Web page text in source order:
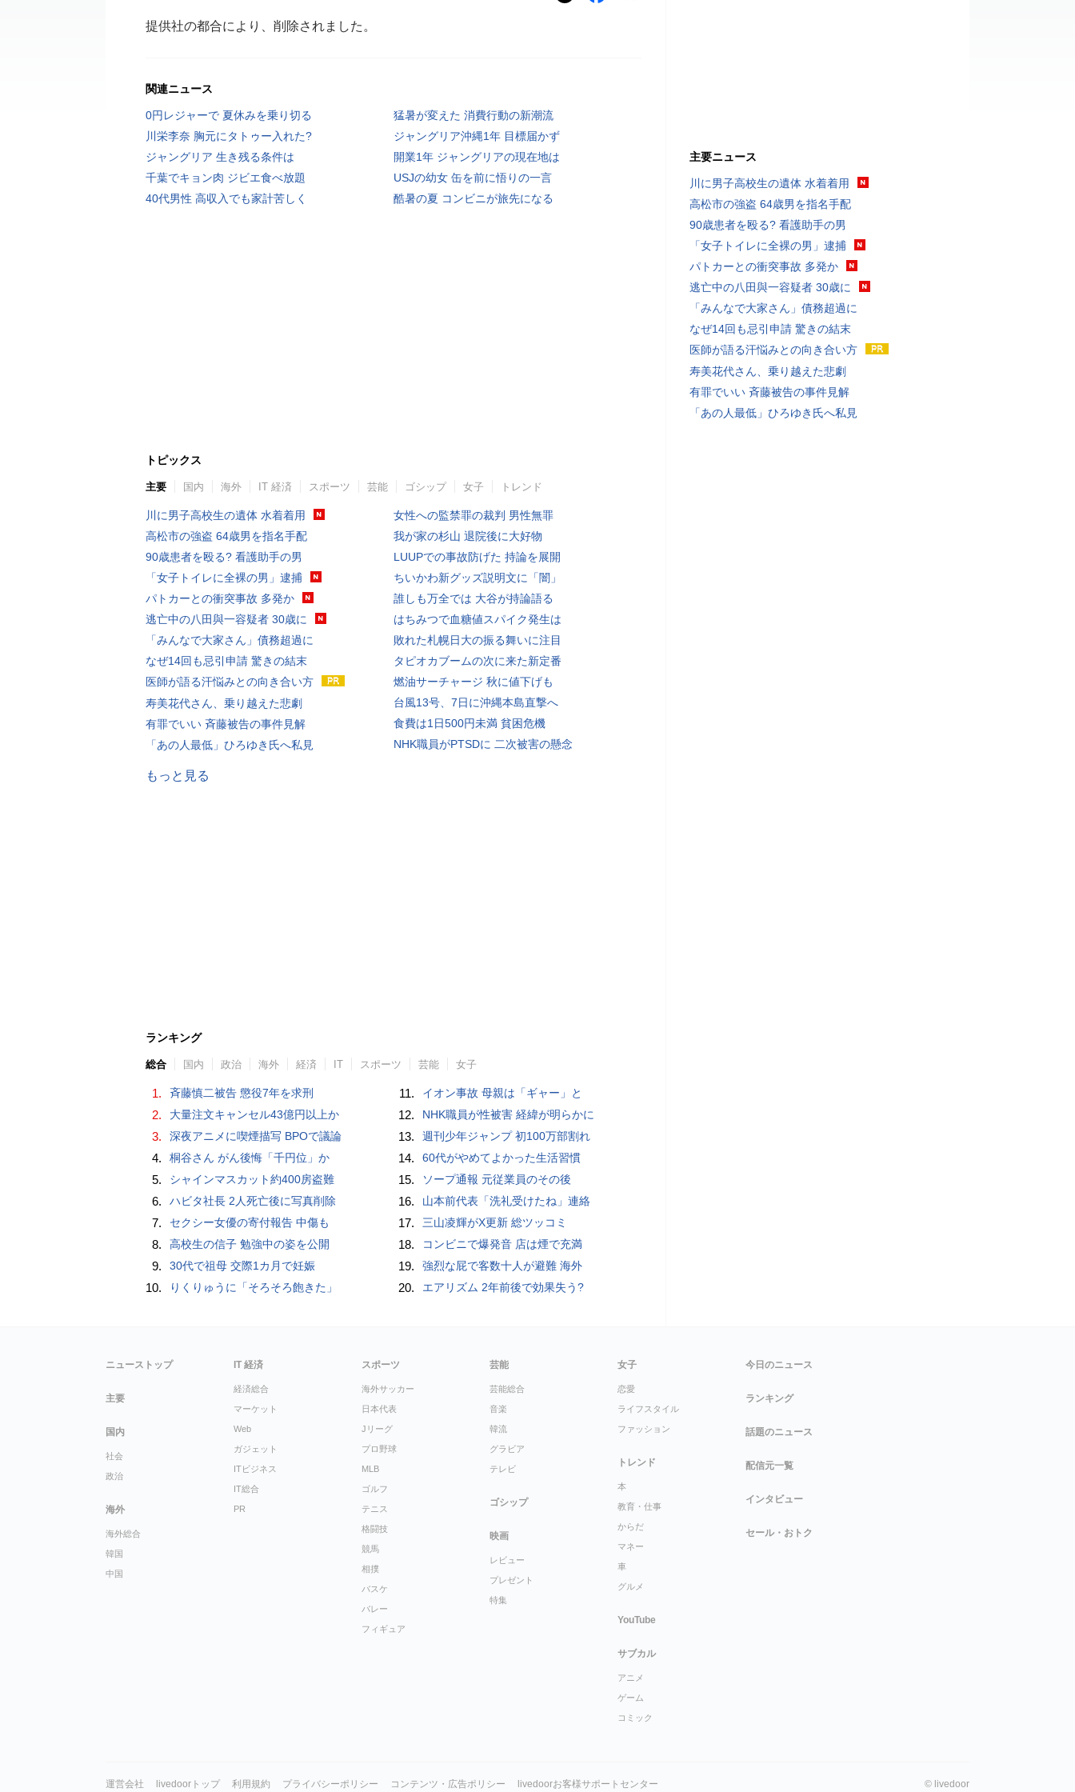
提供社の都合により、削除されました。
関連ニュース
0円レジャーで 夏休みを乗り切る
猛暑が変えた 消費行動の新潮流
川栄李奈 胸元にタトゥー入れた?
ジャングリア沖縄1年 目標届かず
ジャングリア 生き残る条件は
開業1年 ジャングリアの現在地は
千葉でキョン肉 ジビエ食べ放題
USJの幼女 缶を前に悟りの一言
40代男性 高収入でも家計苦しく
酷暑の夏 コンビニが旅先になる
トピックス
主要 国内 海外 IT 経済 スポーツ 芸能 ゴシップ 女子 トレンド
川に男子高校生の遺体 水着着用
高松市の強盗 64歳男を指名手配
90歳患者を殴る? 看護助手の男
「女子トイレに全裸の男」逮捕
パトカーとの衝突事故 多発か
逃亡中の八田與一容疑者 30歳に
「みんなで大家さん」債務超過に
なぜ14回も忌引申請 驚きの結末
医師が語る汗悩みとの向き合い方
寿美花代さん、乗り越えた悲劇
有罪でいい 斉藤被告の事件見解
「あの人最低」ひろゆき氏へ私見
女性への監禁罪の裁判 男性無罪
我が家の杉山 退院後に大好物
LUUPでの事故防げた 持論を展開
ちいかわ新グッズ説明文に「闇」
誰しも万全では 大谷が持論語る
はちみつで血糖値スパイク発生は
敗れた札幌日大の振る舞いに注目
タピオカブームの次に来た新定番
燃油サーチャージ 秋に値下げも
台風13号、7日に沖縄本島直撃へ
食費は1日500円未満 貧困危機
NHK職員がPTSDに 二次被害の懸念
もっと見る
ランキング
総合 国内 政治 海外 経済 IT スポーツ 芸能 女子
1. 斉藤慎二被告 懲役7年を求刑
2. 大量注文キャンセル43億円以上か
3. 深夜アニメに喫煙描写 BPOで議論
4. 桐谷さん がん後悔「千円位」か
5. シャインマスカット約400房盗難
6. ハビタ社長 2人死亡後に写真削除
7. セクシー女優の寄付報告 中傷も
8. 高校生の信子 勉強中の姿を公開
9. 30代で祖母 交際1カ月で妊娠
10. りくりゅうに「そろそろ飽きた」
11. イオン事故 母親は「ギャー」と
12. NHK職員が性被害 経緯が明らかに
13. 週刊少年ジャンプ 初100万部割れ
14. 60代がやめてよかった生活習慣
15. ソープ通報 元従業員のその後
16. 山本前代表「洗礼受けたね」連絡
17. 三山凌輝がX更新 総ツッコミ
18. コンビニで爆発音 店は煙で充満
19. 強烈な屁で客数十人が避難 海外
20. エアリズム 2年前後で効果失う?
主要ニュース
川に男子高校生の遺体 水着着用
高松市の強盗 64歳男を指名手配
90歳患者を殴る? 看護助手の男
「女子トイレに全裸の男」逮捕
パトカーとの衝突事故 多発か
逃亡中の八田與一容疑者 30歳に
「みんなで大家さん」債務超過に
なぜ14回も忌引申請 驚きの結末
医師が語る汗悩みとの向き合い方
寿美花代さん、乗り越えた悲劇
有罪でいい 斉藤被告の事件見解
「あの人最低」ひろゆき氏へ私見
ニューストップ
主要
国内
社会
政治
海外
海外総合
韓国
中国
IT 経済
経済総合
マーケット
Web
ガジェット
ITビジネス
IT総合
PR
スポーツ
海外サッカー
日本代表
Jリーグ
プロ野球
MLB
ゴルフ
テニス
格闘技
競馬
相撲
バスケ
バレー
フィギュア
芸能
芸能総合
音楽
韓流
グラビア
テレビ
ゴシップ
映画
レビュー
プレゼント
特集
女子
恋愛
ライフスタイル
ファッション
トレンド
本
教育・仕事
からだ
マネー
車
グルメ
YouTube
サブカル
アニメ
ゲーム
コミック
今日のニュース
ランキング
話題のニュース
配信元一覧
インタビュー
セール・おトク
運営会社 livedoorトップ 利用規約 プライバシーポリシー コンテンツ・広告ポリシー livedoorお客様サポートセンター © livedoor